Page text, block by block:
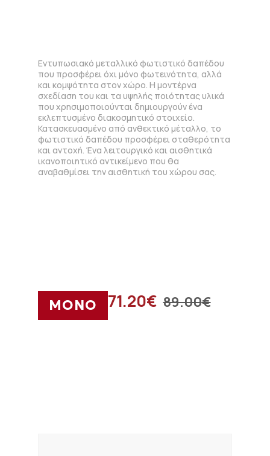
Εντυπωσιακό μεταλλικό φωτιστικό δαπέδου
που προσφέρει όχι μόνο φωτεινότητα, αλλά
και κομψότητα στον χώρο. Η μοντέρνα
σχεδίαση του και τα υψηλής ποιότητας υλικά
που χρησιμοποιούνται δημιουργούν ένα
εκλεπτυσμένο διακοσμητικό στοιχείο.
Κατασκευασμένο από ανθεκτικό μέταλλο, το
φωτιστικό δαπέδου προσφέρει σταθερότητα
και αντοχή. Ένα λειτουργικό και αισθητικά
ικανοποιητικό αντικείμενο που θα
αναβαθμίσει την αισθητική του χώρου σας.
ΜΟΝΟ 89.00€
71.20€